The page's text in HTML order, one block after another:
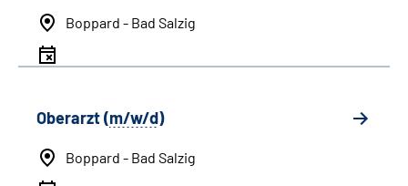
Boppard - Bad Salzig
Oberarzt (m/w/d)
Boppard - Bad Salzig